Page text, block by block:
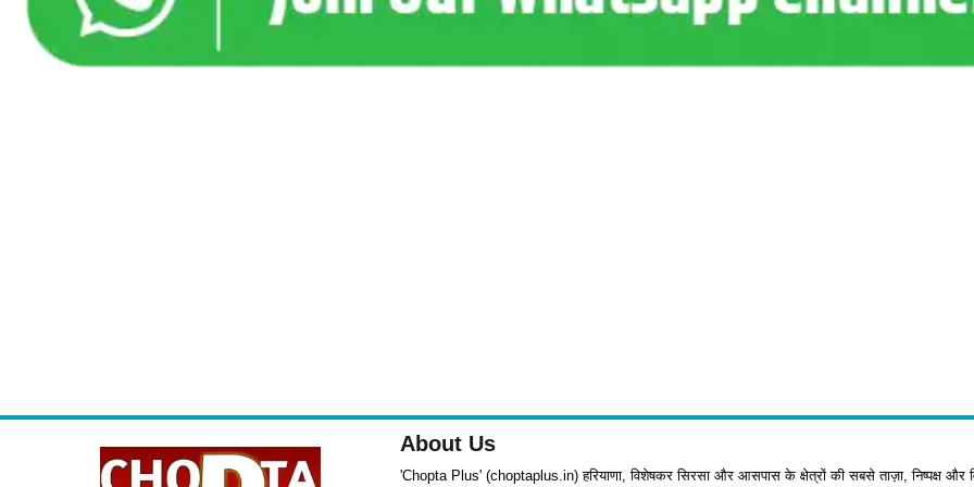
About Us
'Chopta Plus' (choptaplus.in) हरियाणा, विशेषकर सिरसा और आसपास के क्षेत्रों की सबसे ताज़ा, निष्पक्ष और